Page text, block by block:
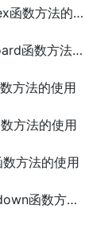
Python pandas.DataFrame.sort_index函数方法的使用
Python pandas.DataFrame.to_clipboard函数方法的使用
方法的使用
方法的使用
方法的使用
Python pandas.DataFrame.to_markdown函数方法的使用